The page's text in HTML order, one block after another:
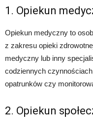
1. Opiekun
Opiekun medyczny to
z zakresu opieki
medyczny lub inny
codziennych
opatrunków czy
2. Opiekun